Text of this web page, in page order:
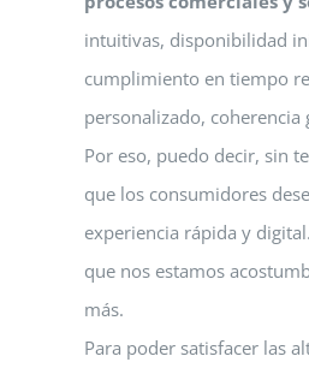
intuitivas, disponibilidad
cumplimiento en tiempo
personalizado,
Por eso, puedo decir, sin
que los consumidores
experiencia rápida y
que nos estamos
más.
Para poder satisfacer las